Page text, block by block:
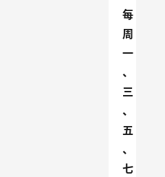
每
周
一
、
三
、
五
、
七